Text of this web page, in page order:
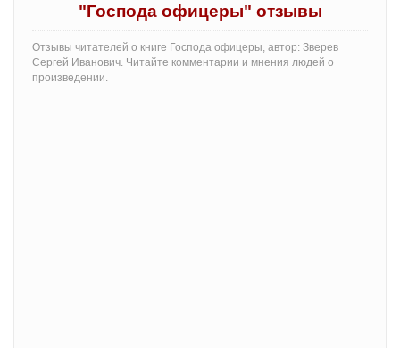
"Господа офицеры" отзывы
Отзывы читателей о книге Господа офицеры, автор: Зверев
Сергей Иванович. Читайте комментарии и мнения людей о
произведении.